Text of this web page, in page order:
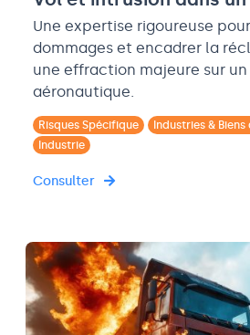
Une expertise rigoureuse
dommages et encadrer la
une effraction majeure sur
aéronautique.
Risques Spécifique
Industries &
Industrie
Consulter